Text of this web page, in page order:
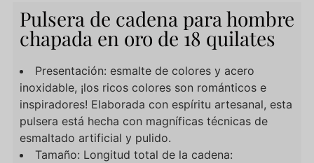
Pulsera de cadena para hombre
chapada en oro de 18 quilates
Presentación: esmalte de colores y acero
inoxidable, ¡los ricos colores son románticos e
inspiradores! Elaborada con espíritu artesanal, esta
pulsera está hecha con magníficas técnicas de
esmaltado artificial y pulido.
Tamaño: Longitud total de la cadena: